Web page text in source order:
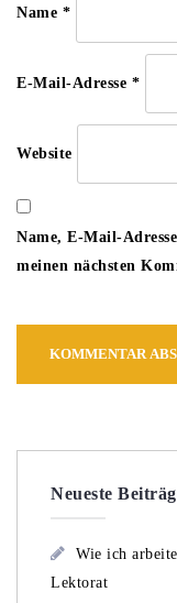
Name *
E-Mail-Adresse *
Website
Name, E-Mail-
meinen nächsten
Neueste
Wie ich
Lektorat